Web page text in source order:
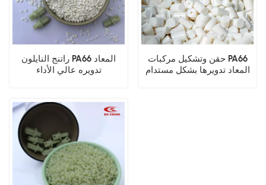
راتنج النايلون PA66 المعاد
تدويره عالي الأداء
حقن وتشكيل مركبات PA66
المعاد تدويرها بشكل مستدام